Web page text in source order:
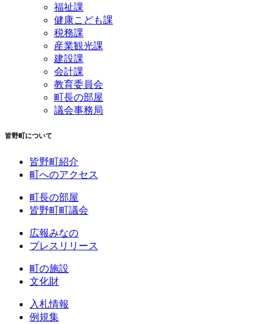
福祉課
健康こども課
税務課
産業観光課
建設課
会計課
教育委員会
町長の部屋
議会事務局
皆野町について
皆野町紹介
町へのアクセス
町長の部屋
皆野町町議会
広報みなの
プレスリリース
町の施設
文化財
入札情報
例規集